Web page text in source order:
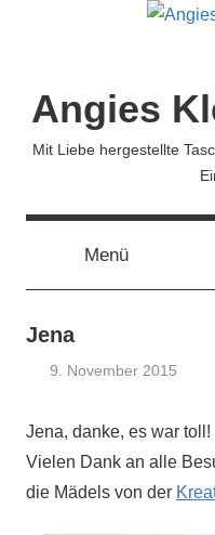
Angies
Mit Liebe hergestellte
Menü
Jena
9. November 2015
Jena, danke, es war toll!
Vielen Dank an alle
die Mädels von der